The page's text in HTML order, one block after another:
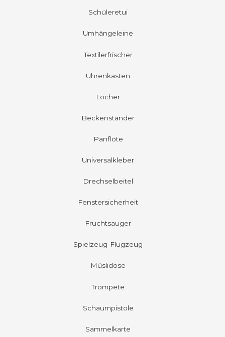
Schüleretui
Umhängeleine
Textilerfrischer
Uhrenkasten
Locher
Beckenständer
Panflöte
Universalkleber
Drechselbeitel
Fenstersicherheit
Fruchtsauger
Spielzeug-Flugzeug
Müslidose
Trompete
Schaumpistole
Sammelkarte